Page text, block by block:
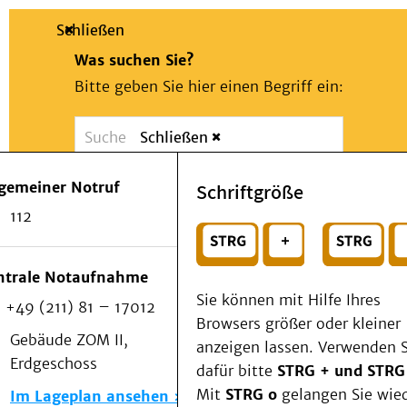
Suche
Schließen
Was suchen Sie?
Bitte geben Sie hier einen Begriff ein:
Suchen
Wählen Sie ein Thema für Ihren
Notfall
Schließen
Notruf
112
Notaufnahme
+49 (211) 81 – 17012
Gebäude ZOM II,
Erdgeschoss
Im Lageplan ansehen
Schriftgröße
Sie können mit Hilfe Ihres
Browsers größer oder kleiner
anzeigen lassen. Verwenden
dafür bitte STRG + und
Mit STRG o gelangen Sie
Patienten & Besucher
Als Patient am UKD
Beratung und Unterstützung
Veranstaltungen
Kommunikation im Medizinwesen (KIM)
Notfall
Forschung & Lehre
Medizinische Fakultät